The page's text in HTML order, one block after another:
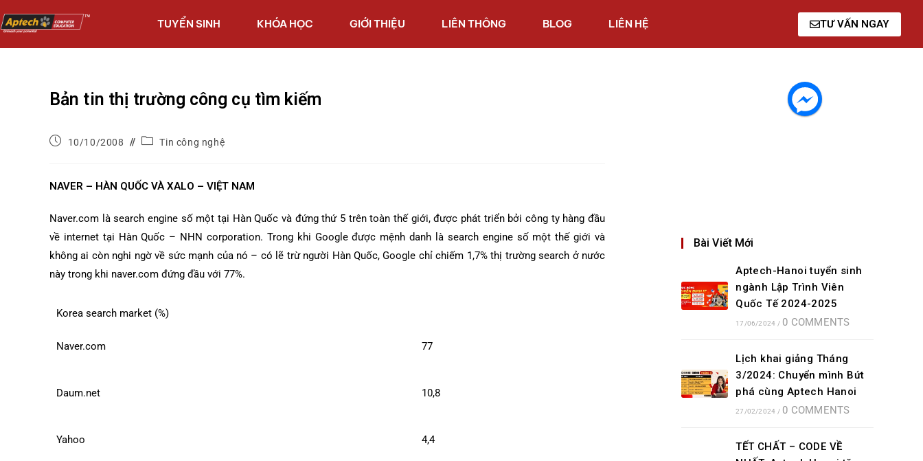
TUYỂN SINH KHÓA HỌC GIỚI THIỆU LIÊN THÔNG BLOG LIÊN HỆ TƯ VẤN NGAY
Bản tin thị trường công cụ tìm kiếm
10/10/2008 Tin công nghệ
NAVER – HÀN QUỐC VÀ XALO – VIỆT NAM
Naver.com là search engine số một tại Hàn Quốc và đứng thứ 5 trên toàn thế giới, được phát triển bởi công ty hàng đầu
về internet tại Hàn Quốc – NHN corporation. Trong khi Google được mệnh danh là search engine số một thế giới và
không ai còn nghi ngờ về sức mạnh của nó – có lẽ trừ người Hàn Quốc, Google chỉ chiếm 1,7% thị trường search ở nước
này trong khi naver.com đứng đầu với 77%.
Korea search market (%)
Naver.com 77
Daum.net 10,8
Yahoo 4,4
Bài Viết Mới
Aptech-Hanoi tuyển sinh
ngành Lập Trình Viên
Quốc Tế 2024-2025
17/06/2024 / 0 COMMENTS
Lịch khai giảng Tháng
3/2024: Chuyển mình Bứt
phá cùng Aptech Hanoi
27/02/2024 / 0 COMMENTS
TẾT CHẤT – CODE VỀ